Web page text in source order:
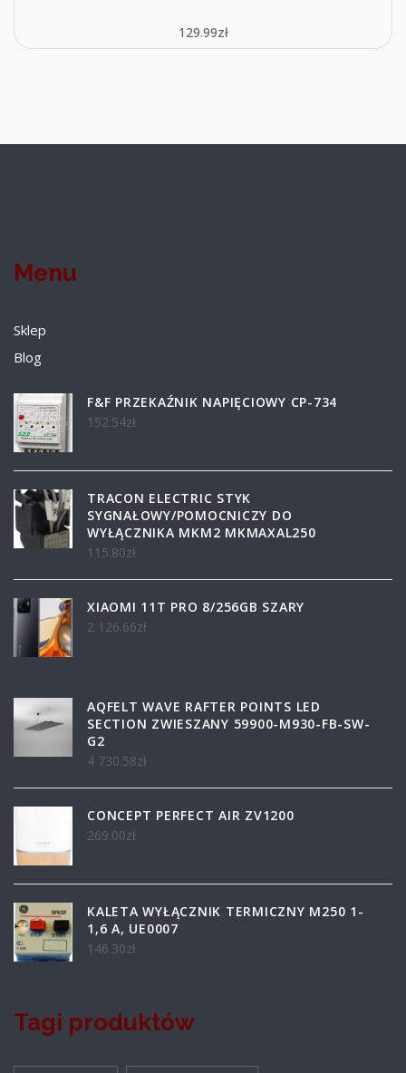
129.99zł
Menu
Sklep
Blog
F&F PRZEKAŹNIK NAPIĘCIOWY CP-734
152.54zł
TRACON ELECTRIC STYK
SYGNAŁOWY/POMOCNICZY DO
WYŁĄCZNIKA MKM2 MKMAXAL250
115.80zł
XIAOMI 11T PRO 8/256GB SZARY
2 126.66zł
AQFELT WAVE RAFTER POINTS LED
SECTION ZWIESZANY 59900-M930-FB-SW-
G2
4 730.58zł
CONCEPT PERFECT AIR ZV1200
269.00zł
KALETA WYŁĄCZNIK TERMICZNY M250 1-
1,6 A, UE0007
146.30zł
Tagi produktów